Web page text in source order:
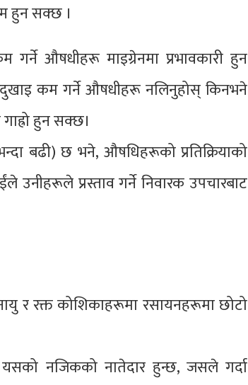
हुन सक्छ ।
गर्ने औषधीहरू माइग्रेनमा प्रभावकारी हुन
कम गर्ने औषधीहरू नलिनुहोस् किनभने
हुन सक्छ।
बढी) छ भने, औषधिहरूको प्रतिक्रियाको
प्रस्ताव गर्ने निवारक उपचारबाट
र रक्त कोशिकाहरूमा रसायनहरूमा छोटो
नजिकको नातेदार हुन्छ, जसले गर्दा